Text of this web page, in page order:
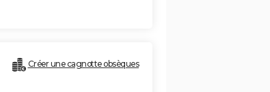
Créer une cagnotte obsèques